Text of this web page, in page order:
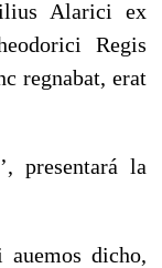
Alarici ex
Regis
regnabat, erat
’, presentará la
dicho,